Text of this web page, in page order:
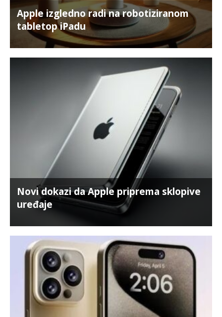
Apple izgledno radi na robotiziranom
tabletop iPadu
Novi dokazi da Apple priprema sklopive
uređaje